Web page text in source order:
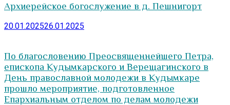
Архиерейское богослужение в д. Пешнигорт
20.01.202526.01.2025
По благословению Преосвященнейшего Петра,
епископа Кудымкарского и Верещагинского в
День православной молодежи в Кудымкаре
прошло мероприятие, подготовленное
Епархиальным отделом по делам молодежи